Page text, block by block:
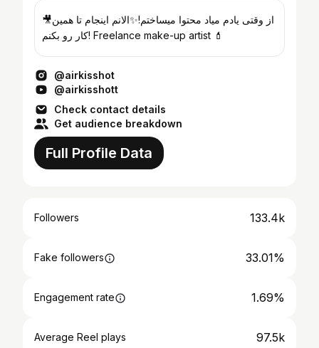
🎥از وقتی یادم میاد محتوا میساختم!✨️الانم اینجام تا همین
کار رو بکنم! Freelance make-up artist 💄
@airkisshot
@airkisshott
Check contact details
Get audience breakdown
Full Profile Data
Followers 133.4k
Fake followers 33.01%
Engagement rate 1.69%
Average Reel plays 97.5k